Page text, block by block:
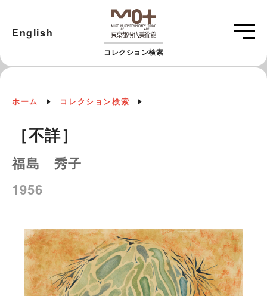
コレクション検索
English
ホーム コレクション検索
［不詳］
福島 秀子
1956